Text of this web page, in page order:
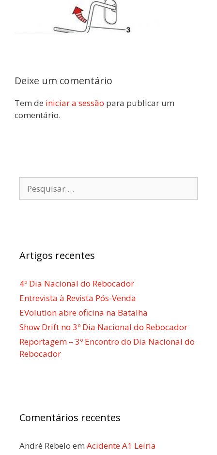
Deixe um comentário
Tem de iniciar a sessão para publicar um
comentário.
por:
Artigos recentes
4º Dia Nacional do Rebocador
Entrevista à Revista Pós-Venda
EVolution abre oficina na Batalha
Show Drift no 3º Dia Nacional do Rebocador
Reportagem – 3º Encontro do Dia Nacional do
Rebocador
Comentários recentes
André Rebelo em Acidente A1 Leiria